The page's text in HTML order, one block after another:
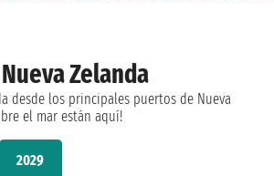
Zelanda
desde los principales puertos de Nueva
el mar están aquí!
2029